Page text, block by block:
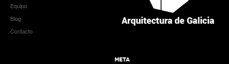
Equipo
Blog
Contacto
META